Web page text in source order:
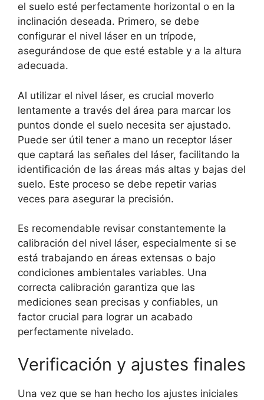
el suelo esté perfectamente horizontal o en la
inclinación deseada. Primero, se debe
configurar el nivel láser en un trípode,
asegurándose de que esté estable y a la altura
adecuada.
Al utilizar el nivel láser, es crucial moverlo
lentamente a través del área para marcar los
puntos donde el suelo necesita ser ajustado.
Puede ser útil tener a mano un receptor láser
que captará las señales del láser, facilitando la
identificación de las áreas más altas y bajas del
suelo. Este proceso se debe repetir varias
veces para asegurar la precisión.
Es recomendable revisar constantemente la
calibración del nivel láser, especialmente si se
está trabajando en áreas extensas o bajo
condiciones ambientales variables. Una
correcta calibración garantiza que las
mediciones sean precisas y confiables, un
factor crucial para lograr un acabado
perfectamente nivelado.
Verificación y ajustes finales
Una vez que se han hecho los ajustes iniciales